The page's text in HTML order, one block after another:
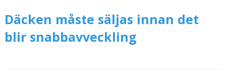
Däcken måste säljas innan det
blir snabbavveckling